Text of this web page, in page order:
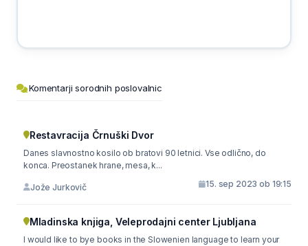
Komentarji sorodnih poslovalnic
Restavracija Črnuški Dvor
Danes slavnostno kosilo ob bratovi 90 letnici. Vse odlično, do
konca. Preostanek hrane, mesa, k...
Jože Jurkovič 15. sep 2023 ob 19:15
Mladinska knjiga, Veleprodajni center Ljubljana
I would like to bye books in the Slowenien language to learn your